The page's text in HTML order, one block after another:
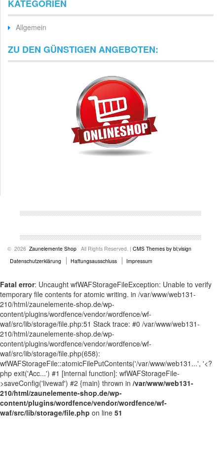
KATEGORIEN
Allgemein
ZU DEN GÜNSTIGEN ANGEBOTEN:
© 2026 Zaunelemente Shop All Rights Reserved. | CMS Themes by bl;visign
Datenschutzerklärung
Haftungsausschluss Impressum
Fatal error: Uncaught wfWAFStorageFileException: Unable to verify
temporary file contents for atomic writing. in /var/www/web131-
210/html/zaunelemente-shop.de/wp-
content/plugins/wordfence/vendor/wordfence/wf-
waf/src/lib/storage/file.php:51 Stack trace: #0 /var/www/web131-
210/html/zaunelemente-shop.de/wp-
content/plugins/wordfence/vendor/wordfence/wf-
waf/src/lib/storage/file.php(658):
wfWAFStorageFile::atomicFilePutContents('/var/www/web131...', '<?
php exit('Acc...') #1 [internal function]: wfWAFStorageFile-
>saveConfig('livewaf') #2 {main} thrown in /var/www/web131-
210/html/zaunelemente-shop.de/wp-
content/plugins/wordfence/vendor/wordfence/wf-
waf/src/lib/storage/file.php on line 51